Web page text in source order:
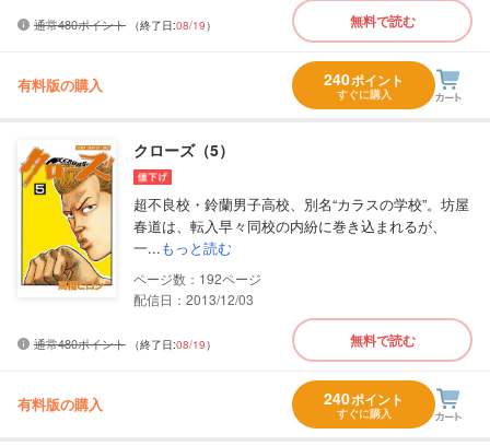
通常480ポイント （終了日:08/19） 無料で読む
有料版の購入 240ポイント
すぐに購入
クローズ（5）
超不良校・鈴蘭男子高校、別名“カラスの学校”。坊屋
春道は、転入早々同校の内紛に巻き込まれるが、
一...もっと読む
192
配信日：2013/12/03
通常480ポイント （終了日:08/19） 無料で読む
有料版の購入 240ポイント
すぐに購入